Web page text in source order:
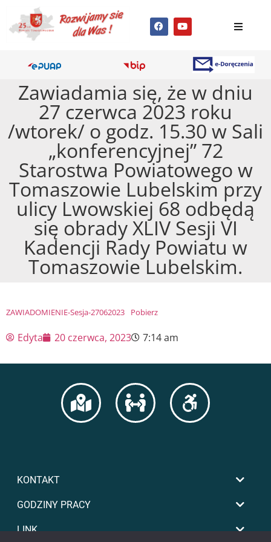
Zawiadamia się, że w dniu
27 czerwca 2023 roku
/wtorek/ o godz. 15.30 w Sali
„konferencyjnej” 72
Starostwa Powiatowego w
Tomaszowie Lubelskim przy
ulicy Lwowskiej 68 odbędą
się obrady XLIV Sesji VI
Kadencji Rady Powiatu w
Tomaszowie Lubelskim.
ZAWIADOMIENIE-Sesja-27062023 Pobierz
Edyta 20 czerwca, 2023 7:14 am
KONTAKT
GODZINY PRACY
LINK